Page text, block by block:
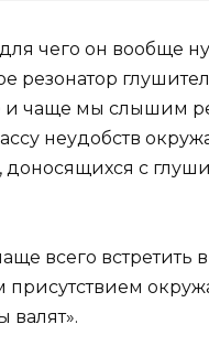
резонатор
и чаще мы слышим
неудобств
с
всего встретить
присутствием